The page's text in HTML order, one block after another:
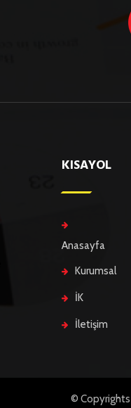
KISAYOL
Anasayfa
Kurumsal
İK
İletişim
© Copyrights